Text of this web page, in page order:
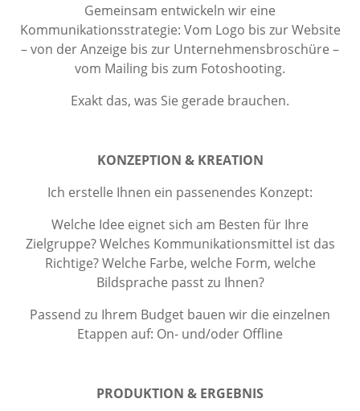
Gemeinsam entwickeln wir eine
Kommunikationsstrategie: Vom Logo bis zur Website
– von der Anzeige bis zur Unternehmensbroschüre –
vom Mailing bis zum Fotoshooting.
Exakt das, was Sie gerade brauchen.
KONZEPTION & KREATION
Ich erstelle Ihnen ein passenendes Konzept:
Welche Idee eignet sich am Besten für Ihre
Zielgruppe? Welches Kommunikationsmittel ist das
Richtige? Welche Farbe, welche Form, welche
Bildsprache passt zu Ihnen?
Passend zu Ihrem Budget bauen wir die einzelnen
Etappen auf: On- und/oder Offline
PRODUKTION & ERGEBNIS